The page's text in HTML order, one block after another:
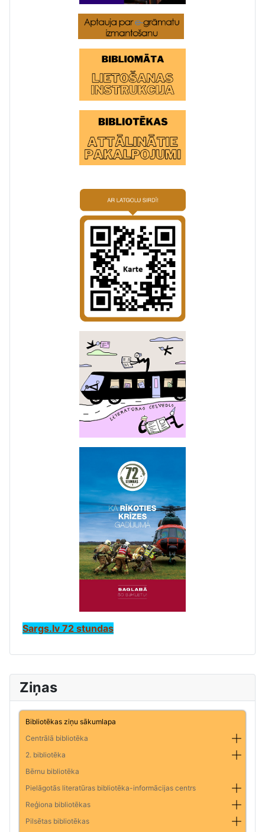
Ziņas
Bibliotēkas ziņu sākumlapa
Centrālā bibliotēka
2. bibliotēka
Bērnu bibliotēka
Pielāgotās literatūras bibliotēka-informācijas centrs
Reģiona bibliotēkas
Pilsētas bibliotēkas
Sargs.lv 72 stundas